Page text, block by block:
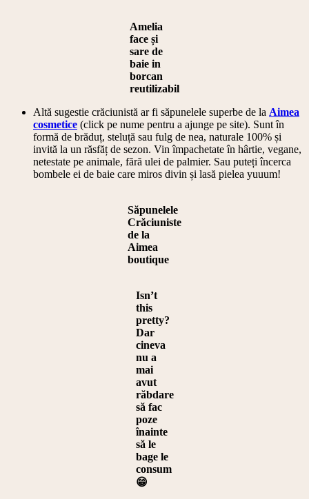
Amelia
face și
sare de
baie in
borcan
reutilizabil
Altă sugestie crăciunistă ar fi săpunelele superbe de la Aimea
cosmetice (click pe nume pentru a ajunge pe site). Sunt în
formă de brăduț, steluță sau fulg de nea, naturale 100% și
invită la un răsfăț de sezon. Vin împachetate în hârtie, vegane,
netestate pe animale, fără ulei de palmier. Sau puteți încerca
bombele ei de baie care miros divin și lasă pielea yuuum!
Săpunelele
Crăciuniste
de la
Aimea
boutique
Isn’t
this
pretty?
Dar
cineva
nu a
mai
avut
răbdare
să fac
poze
înainte
să le
bage le
consum
😁